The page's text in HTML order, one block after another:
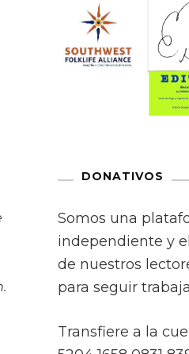
DONATIVOS
Somos una
independiente y
de nuestros
para seguir
Transfiere a la